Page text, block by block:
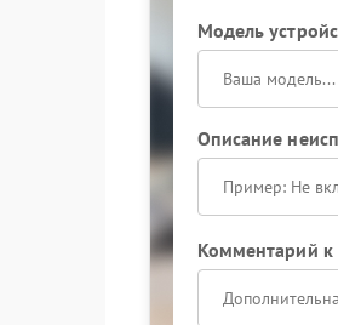
Модель
Описание
Комментарий к